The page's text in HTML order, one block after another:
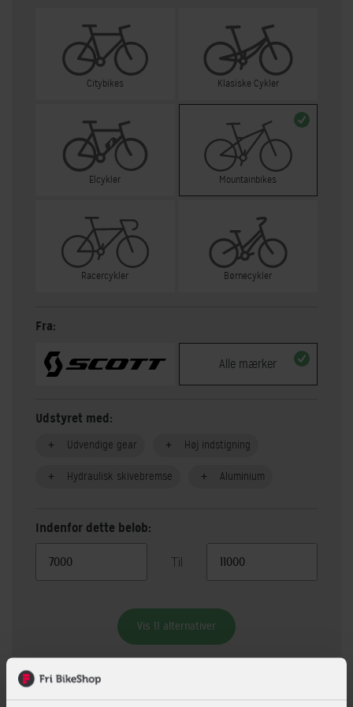
Citybikes Klasiske Cykler
Elcykler Mountainbikes
Racercykler Børnecykler
Fra:
Alle mærker
Udstyret med:
Udvendige gear Høj indstigning
Hydraulisk skivebremse Aluminium
Indenfor dette beløb:
Til
Vis 11 alternativer
Beskrivelse